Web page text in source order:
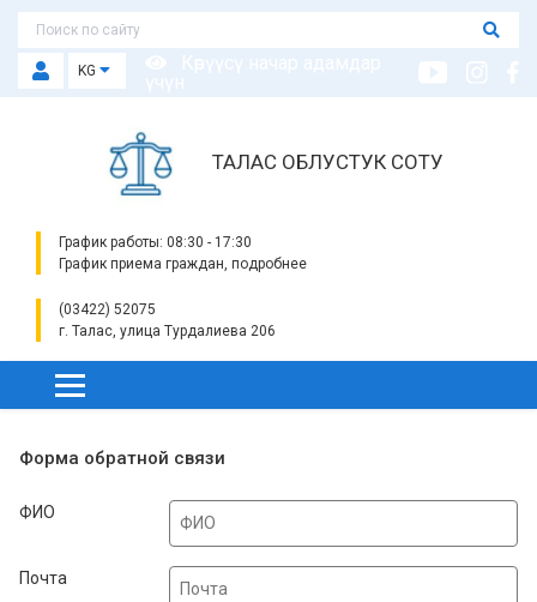
KG
ТАЛАС ОБЛУСТУК СОТУ
График работы: 08:30 - 17:30
График приема граждан, подробнее
(03422) 52075
г. Талас, улица Турдалиева 206
Форма обратной связи
ФИО
Почта